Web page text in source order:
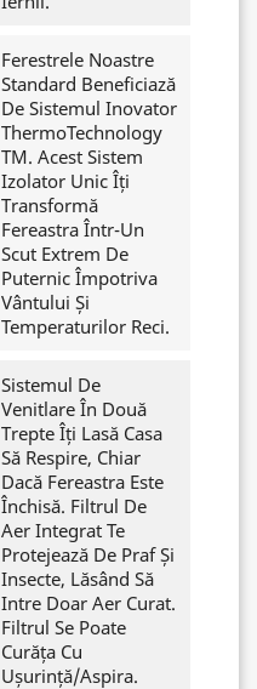
Ferestrele Noastre
Standard Beneficiază
De Sistemul Inovator
ThermoTechnology
TM. Acest Sistem
Izolator Unic Îți
Transformă
Fereastra Într-Un
Scut Extrem De
Puternic Împotriva
Vântului Și
Temperaturilor Reci.
Sistemul De
Venitlare În Două
Trepte Îți Lasă Casa
Să Respire, Chiar
Dacă Fereastra Este
Închisă. Filtrul De
Aer Integrat Te
Protejează De Praf Și
Insecte, Lăsând Să
Intre Doar Aer Curat.
Filtrul Se Poate
Curăța Cu
Ușurință/aspira.